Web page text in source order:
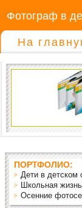
Фотограф в
На
ПОРТФОЛИО:
Дети в детском
Школьная жизнь
Осенние